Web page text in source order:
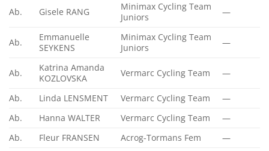
Ab. Gisele RANG
Minimax Cycling Team
Juniors
—
Ab.
Emmanuelle
SEYKENS
Minimax Cycling Team
Juniors
—
Ab.
Katrina Amanda
KOZLOVSKA
Vermarc Cycling Team —
Ab. Linda LENSMENT Vermarc Cycling Team
—
Ab.
Hanna WALTER Vermarc Cycling Team
—
Ab.
Fleur FRANSEN Acrog-Tormans Fem
—